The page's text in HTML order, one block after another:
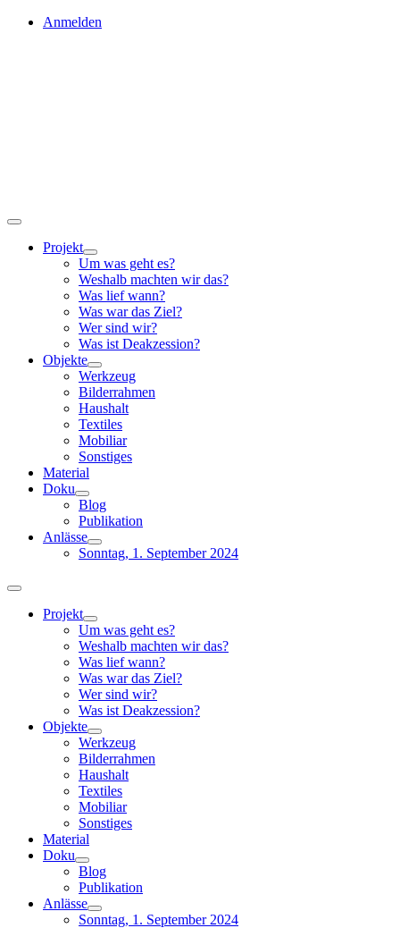
Skip
Anmelden
Toggle
Navigation
Projekt
Um was geht es?
Weshalb machten wir das?
Was lief wann?
Was war das Ziel?
Wer sind wir?
Was ist Deakzession?
Objekte
Werkzeug
Bilderrahmen
Haushalt
Textiles
Mobiliar
Sonstiges
Material
Doku
Blog
Publikation
Anlässe
Sonntag, 1. September 2024
Toggle
Navigation
Projekt
Um was geht es?
Weshalb machten wir das?
Was lief wann?
Was war das Ziel?
Wer sind wir?
Was ist Deakzession?
Objekte
Werkzeug
Bilderrahmen
Haushalt
Textiles
Mobiliar
Sonstiges
Material
Doku
Blog
Publikation
Anlässe
Sonntag, 1. September 2024